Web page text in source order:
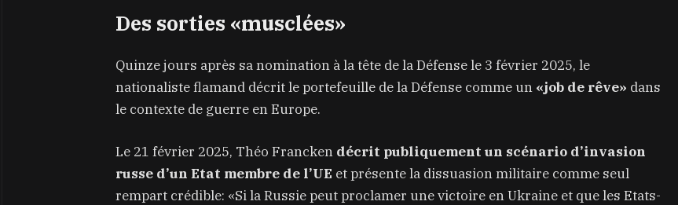
Des sorties «musclées»
Quinze jours après sa nomination à la tête de la Défense le 3 février 2025, le
nationaliste flamand décrit le portefeuille de la Défense comme un «job de rêve» dans
le contexte de guerre en Europe.
Le 21 février 2025, Théo Francken décrit publiquement un scénario d’invasion
russe d’un Etat membre de l’UE et présente la dissuasion militaire comme seul
rempart crédible: «Si la Russie peut proclamer une victoire en Ukraine et que les Etats-